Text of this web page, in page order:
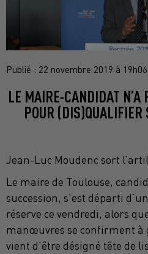
Publié : 22 novembre 2019 à
LE MAIRE-CANDIDAT N’A
POUR (DIS)QUALIFIER
Jean-Luc Moudenc sort
Le maire de Toulouse,
succession, s'est départi
réserve ce vendredi, alors
manœuvres se confirment à
vient d’être désigné tête de